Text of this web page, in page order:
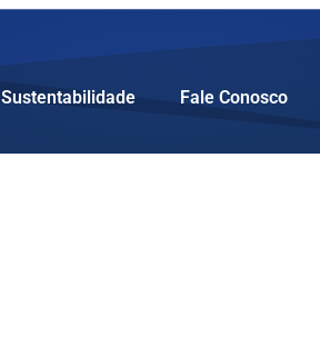
Sustentabilidade Fale Conosco